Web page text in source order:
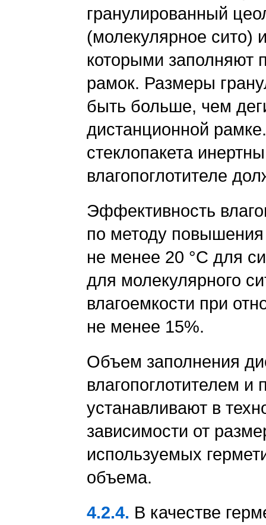
гранулированный
(молекулярное сито)
которыми заполняют
рамок. Размеры
быть больше, чем
дистанционной
стеклопакета
влагопоглотителе
Эффективность
по методу
не менее 20 °С для
для молекулярного
влагоемкости при
не менее 15%.
Объем заполнения
влагопоглотителем и
устанавливают в
зависимости от
используемых
объема.
4.2.4. В качестве